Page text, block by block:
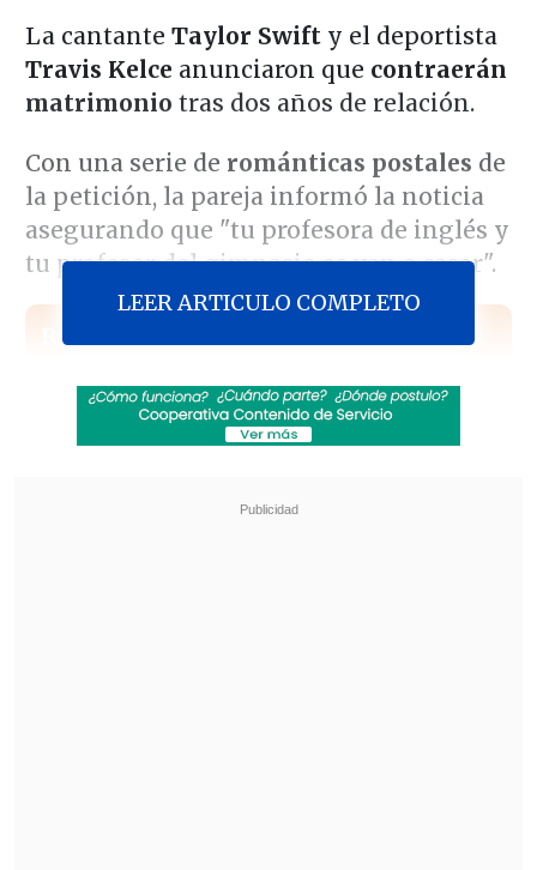
La cantante Taylor Swifty el deportista
Travis Kelce anunciaron que contraerán
matrimonio tras dos años de relación.
Con una serie de románticas postales de
la petición, la pareja informó la noticia
asegurando que "tu profesora de inglés y
tu profesor del gimnasio se van a casar".
Revisa también
José Antonio Neme protagonizó colisión en
Las Condes
LEER ARTICULO COMPLETO